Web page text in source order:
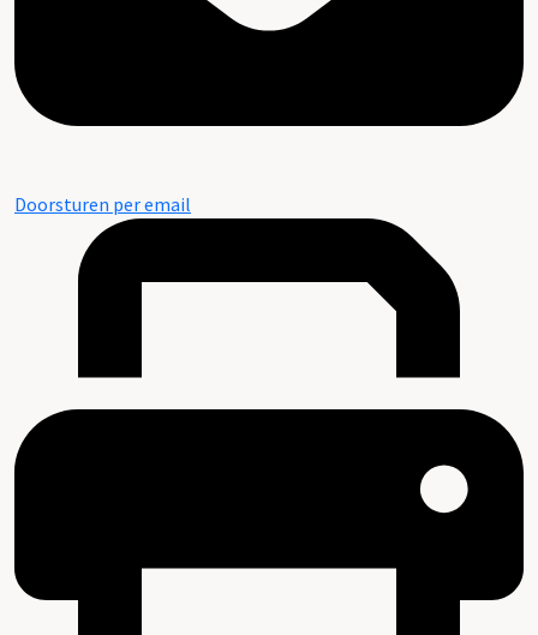
Doorsturen per email